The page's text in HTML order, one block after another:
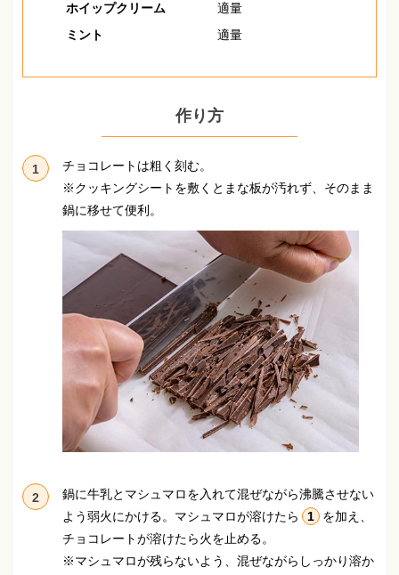
ホイップクリーム
適量
ミント
適量
作り方
1
チョコレートは粗く刻む。
※クッキングシートを敷くとまな板が汚れず、そのまま
鍋に移せて便利。
2
鍋に牛乳とマシュマロを入れて混ぜながら沸騰させない
よう弱火にかける。 マシュマロが溶けたら 1
を加え、
チョコレートが溶けたら火を止める。
※マシュマロが残らないよう、混ぜながらしっかり溶か